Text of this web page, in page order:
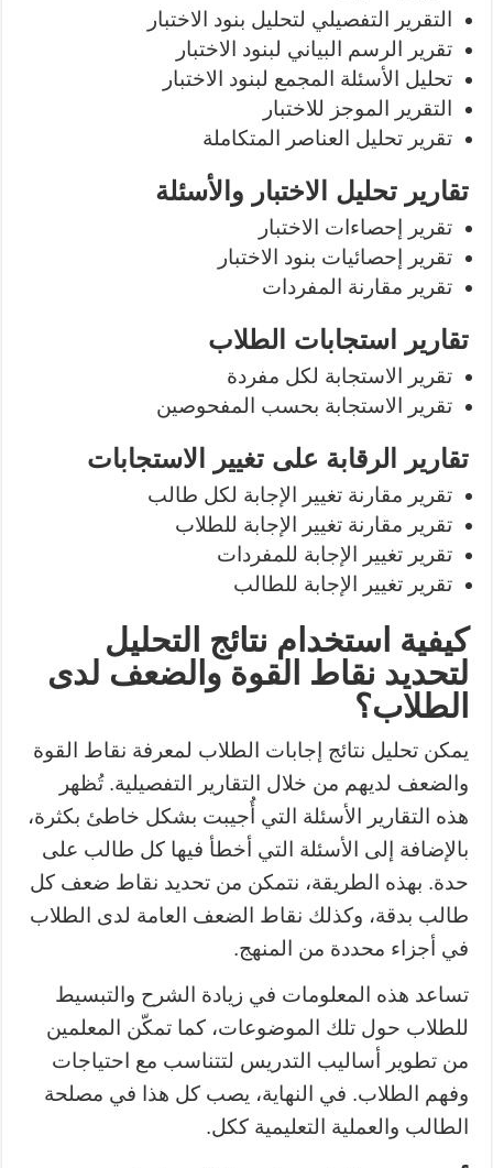
التقرير التفصيلي لتحليل بنود الاختبار
تقرير الرسم البياني لبنود الاختبار
تحليل الأسئلة المجمع لبنود الاختبار
التقرير الموجز للاختبار
تقرير تحليل العناصر المتكاملة
تقارير تحليل الاختبار والأسئلة
تقرير إحصاءات الاختبار
تقرير إحصائيات بنود الاختبار
تقرير مقارنة المفردات
تقارير استجابات الطلاب
تقرير الاستجابة لكل مفردة
تقرير الاستجابة بحسب المفحوصين
تقارير الرقابة على تغيير الاستجابات
تقرير مقارنة تغيير الإجابة لكل طالب
تقرير مقارنة تغيير الإجابة للطلاب
تقرير تغيير الإجابة للمفردات
تقرير تغيير الإجابة للطالب
كيفية استخدام نتائج التحليل
لتحديد نقاط القوة والضعف لدى
الطلاب؟
يمكن تحليل نتائج إجابات الطلاب لمعرفة نقاط القوة
والضعف لديهم من خلال التقارير التفصيلية. تُظهر
هذه التقارير الأسئلة التي أُجيبت بشكل خاطئ بكثرة،
بالإضافة إلى الأسئلة التي أخطأ فيها كل طالب على
حدة. بهذه الطريقة، نتمكن من تحديد نقاط ضعف كل
طالب بدقة، وكذلك نقاط الضعف العامة لدى الطلاب
في أجزاء محددة من المنهج.
تساعد هذه المعلومات في زيادة الشرح والتبسيط
للطلاب حول تلك الموضوعات، كما تمكّن المعلمين
من تطوير أساليب التدريس لتتناسب مع احتياجات
وفهم الطلاب. في النهاية، يصب كل هذا في مصلحة
الطالب والعملية التعليمية ككل.